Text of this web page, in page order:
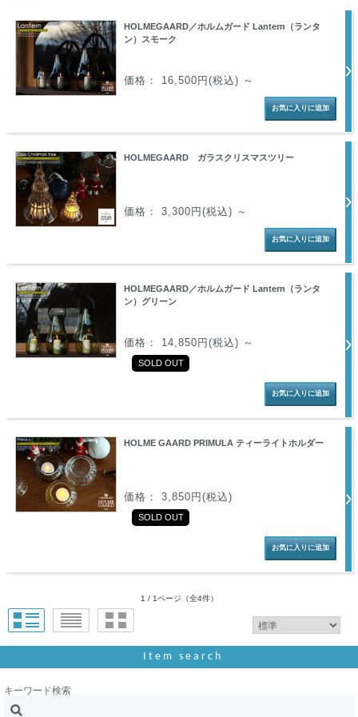
HOLMEGAARD／ホルムガード Lantern（ランタ
ン）スモーク
価格： 16,500円(税込) ～
HOLMEGAARD ガラスクリスマスツリー
価格： 3,300円(税込) ～
HOLMEGAARD／ホルムガード Lantern（ランタ
ン）グリーン
価格： 14,850円(税込) ～
SOLD OUT
HOLME GAARD PRIMULA ティーライトホルダー
価格： 3,850円(税込)
SOLD OUT
1 / 1ページ （全4件）
Item search
キーワード検索